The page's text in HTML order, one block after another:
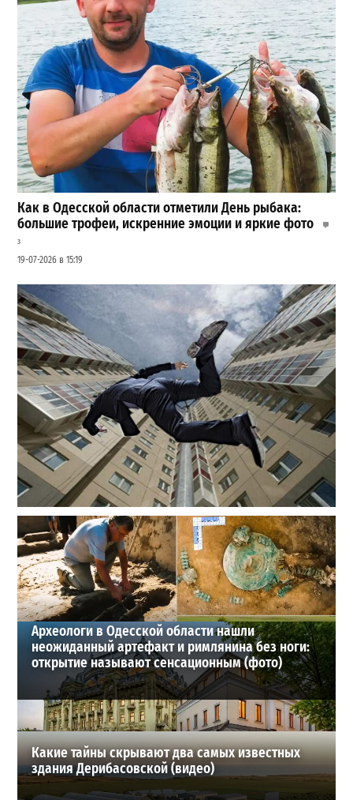
Как в Одесской области отметили День рыбака:
большие трофеи, искренние эмоции и яркие фото
3
19-07-2026 в 15:19
В одесском жилмассиве Радужном погиб 26-летний
мужчина: что известно
27-07-2026 в 13:47
ВИБОР РЕДАКЦИИ
Археологи в Одесской области нашли
неожиданный артефакт и римлянина без ноги:
открытие называют сенсационным (фото)
Какие тайны скрывают два самых известных
здания Дерибасовской (видео)